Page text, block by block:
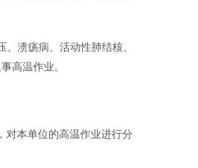
溃疡病、活动性肺结核、
高温作业。
对本单位的高温作业进行分